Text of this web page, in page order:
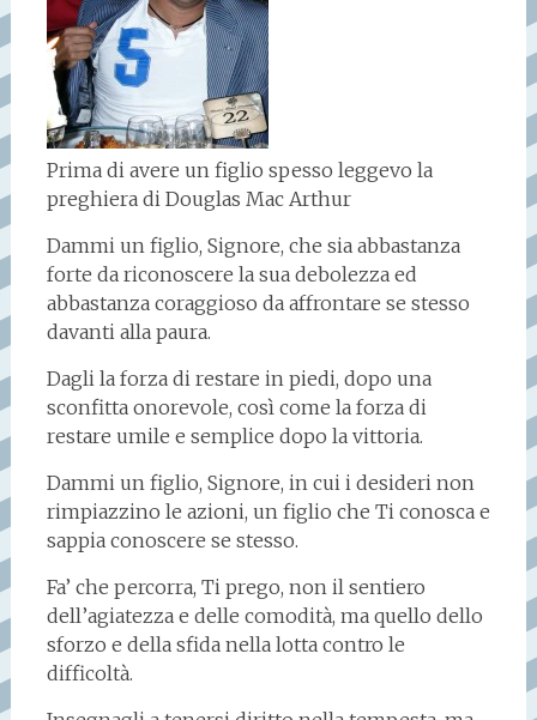
Prima di avere un figlio spesso leggevo la
preghiera di Douglas Mac Arthur
Dammi un figlio, Signore, che sia abbastanza
forte da riconoscere la sua debolezza ed
abbastanza coraggioso da affrontare se stesso
davanti alla paura.
Dagli la forza di restare in piedi, dopo una
sconfitta onorevole, così come la forza di
restare umile e semplice dopo la vittoria.
Dammi un figlio, Signore, in cui i desideri non
rimpiazzino le azioni, un figlio che Ti conosca e
sappia conoscere se stesso.
Fa’ che percorra, Ti prego, non il sentiero
dell’agiatezza e delle comodità, ma quello dello
sforzo e della sfida nella lotta contro le
difficoltà.